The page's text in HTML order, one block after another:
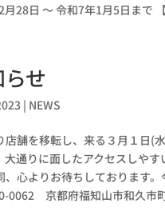
月28日 〜 令和7年1月5日まで
せ
| NEWS
舗を移転し、来る３月１日(
通りに面したアクセスしや
心よりお待ちしております
0062 京都府福知山市和久市